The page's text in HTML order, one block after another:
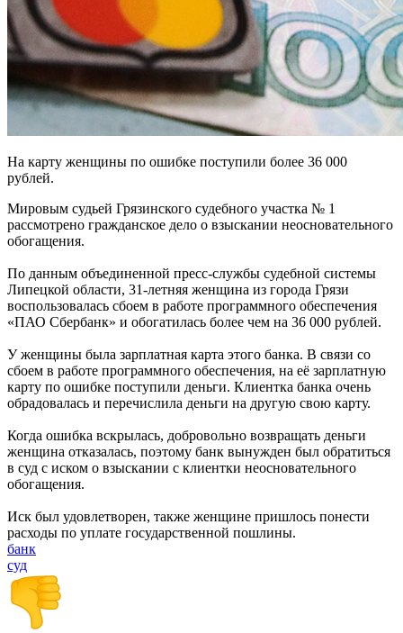
На карту женщины по ошибке поступили более 36 000
рублей.
Мировым судьей Грязинского судебного участка № 1
рассмотрено гражданское дело о взыскании неосновательного
обогащения.
По данным объединенной пресс-службы судебной системы
Липецкой области, 31-летняя женщина из города Грязи
воспользовалась сбоем в работе программного обеспечения
«ПАО Сбербанк» и обогатилась более чем на 36 000 рублей.
У женщины была зарплатная карта этого банка. В связи со
сбоем в работе программного обеспечения, на её зарплатную
карту по ошибке поступили деньги. Клиентка банка очень
обрадовалась и перечислила деньги на другую свою карту.
Когда ошибка вскрылась, добровольно возвращать деньги
женщина отказалась, поэтому банк вынужден был обратиться
в суд с иском о взыскании с клиентки неосновательного
обогащения.
Иск был удовлетворен, также женщине пришлось понести
расходы по уплате государственной пошлины.
банк
суд